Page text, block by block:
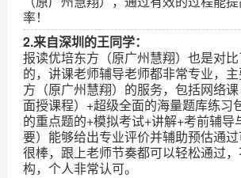
率！
2.来自深圳的王同学：
报读优培东方（原广州慧翔）也是对
的，讲课老师辅导老师都非常专业，
方（原广州慧翔）的服务，包括网络
面授课程）+超级全面的海量题库练习
的重点题的+模拟考试+讲解+考前辅导
要）能够给出专业评价并辅助预估通
很棒，跟上老师节奏都可以轻松通过
构，个人非常认可。